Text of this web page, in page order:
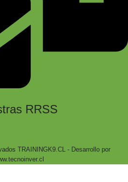
RRSS
TRAININGK9.CL - Desarrollo por